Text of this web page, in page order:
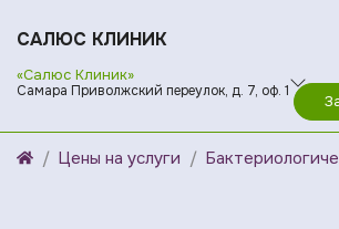
САЛЮС КЛИНИК
«Салюс Клиник»
Самара Приволжский переулок, д. 7, оф. 1
Цены на услуги